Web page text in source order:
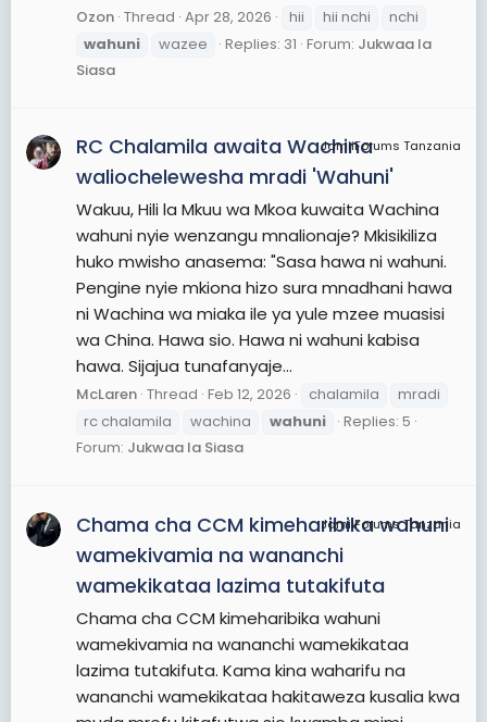
Ozon Thread Apr 28, 2026 hii hii nchi
nchi
wahuni
wazee Replies: 31 Forum: Jukwaa la
Siasa
JamiiForums Tanzania
RC Chalamila awaita Wachina
waliochelewesha mradi 'Wahuni'
Wakuu, Hili la Mkuu wa Mkoa kuwaita Wachina
wahuni nyie wenzangu mnalionaje? Mkisikiliza
huko mwisho anasema: "Sasa hawa ni wahuni.
Pengine nyie mkiona hizo sura mnadhani hawa
ni Wachina wa miaka ile ya yule mzee muasisi
wa China. Hawa sio. Hawa ni wahuni kabisa
hawa. Sijajua tunafanyaje...
McLaren Thread Feb 12, 2026 chalamila
mradi
rc chalamila
wachina wahuni
Replies: 5
Forum: Jukwaa la Siasa
JamiiForums Tanzania
Chama cha CCM kimeharibika wahuni
wamekivamia na wananchi
wamekikataa lazima tutakifuta
Chama cha CCM kimeharibika wahuni
wamekivamia na wananchi wamekikataa
lazima tutakifuta. Kama kina waharifu na
wananchi wamekikataa hakitaweza kusalia kwa